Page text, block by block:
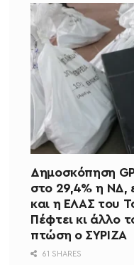
Δημοσκόπηση
στο 29,4% η ΝΔ,
και η ΕΛΑΣ του
Πέφτει κι άλλο
πτώση ο ΣΥΡΙΖΑ
61 SHARES